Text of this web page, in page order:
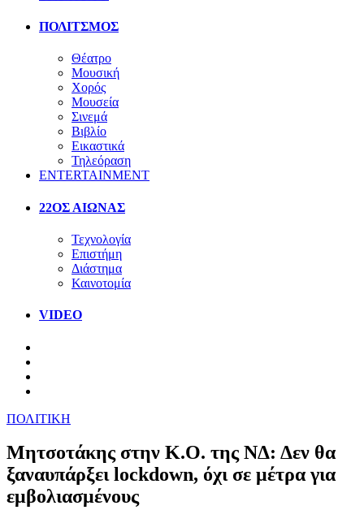
ΠΟΛΙΤΣΜΟΣ
Θέατρο
Μουσική
Χορός
Μουσεία
Σινεμά
Βιβλίο
Εικαστικά
Τηλεόραση
ENTERTAINMENT
22ΟΣ ΑΙΩΝΑΣ
Τεχνολογία
Επιστήμη
Διάστημα
Καινοτομία
VIDEO
ΠΟΛΙΤΙΚΗ
Μητσοτάκης στην Κ.Ο. της ΝΔ: Δεν θα
ξαναυπάρξει lockdown, όχι σε μέτρα για
εμβολιασμένους